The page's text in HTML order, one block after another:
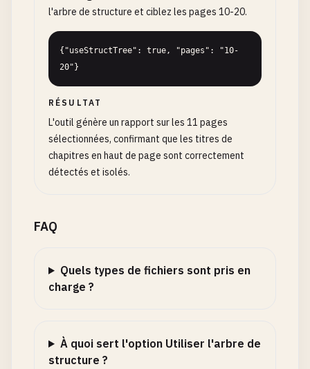
l'arbre de structure et ciblez les pages 10-20.
{"useStructTree": true, "pages": "10-
20"}
RÉSULTAT
L'outil génère un rapport sur les 11 pages
sélectionnées, confirmant que les titres de
chapitres en haut de page sont correctement
détectés et isolés.
FAQ
Quels types de fichiers sont pris en
charge ?
À quoi sert l'option Utiliser l'arbre de
structure ?